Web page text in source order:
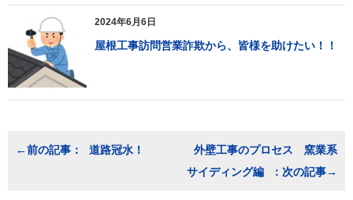
2024年6月6日
屋根工事訪問営業詐欺から、皆様を助けたい！！
道路冠水！
外壁工事のプロセス 窯業系
サイディング編